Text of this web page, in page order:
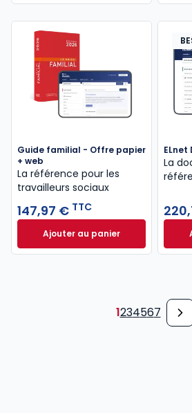
Guide familial - Offre papier
+ web
La référence pour les
travailleurs sociaux
147,97 € TTC
Ajouter au panierGuide familial - Offre
La
1234567